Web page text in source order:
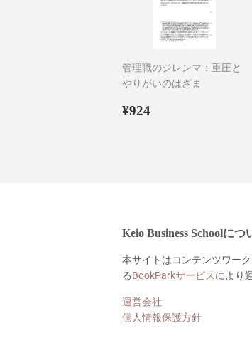
管理職のジレンマ：重圧と
やりがいのはざま
通
¥924
Keio Business Schoolにつ
本サイトはコンテンツワー
るBookParkサービスにより
運営会社
個人情報保護方針